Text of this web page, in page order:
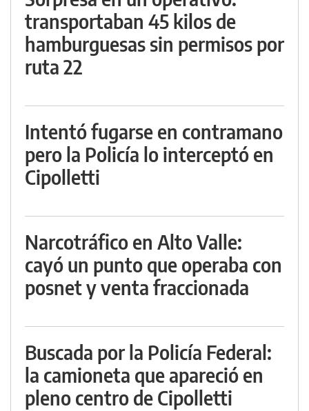
transportaban 45 kilos de
hamburguesas sin permisos por
ruta 22
Intentó fugarse en contramano
pero la Policía lo interceptó en
Cipolletti
Narcotráfico en Alto Valle:
cayó un punto que operaba con
posnet y venta fraccionada
Buscada por la Policía Federal:
la camioneta que apareció en
pleno centro de Cipolletti